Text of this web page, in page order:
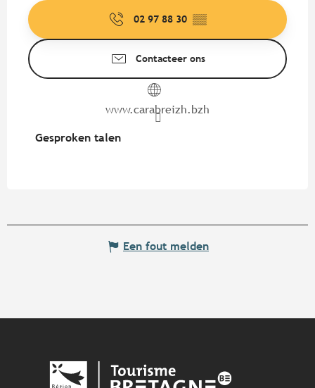
02 97 88 30 ▒▒
Contacteer ons
www.carabreizh.bzh
Gesproken talen
Gesproken talen
Een fout melden